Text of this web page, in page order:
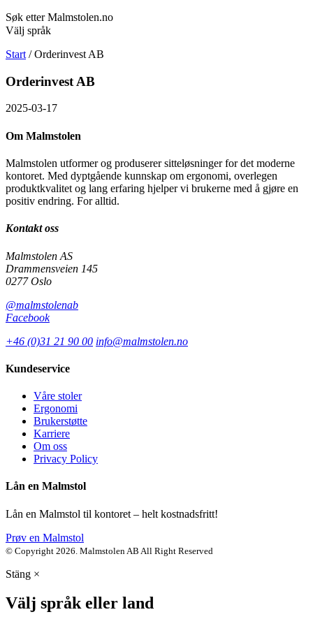
Søk etter Malmstolen.no
Välj språk
Start /Orderinvest AB
Orderinvest AB
2025-03-17
Om Malmstolen
Malmstolen utformer og produserer sitteløsninger for det moderne
kontoret. Med dyptgående kunnskap om ergonomi, overlegen
produktkvalitet og lang erfaring hjelper vi brukerne med å gjøre en
positiv endring. For alltid.
Kontakt oss
Malmstolen AS
Drammensveien 145
0277 Oslo
@malmstolenab
Facebook
+46 (0)31 21 90 00 info@malmstolen.no
Kundeservice
Våre stoler
Ergonomi
Brukerstøtte
Karriere
Om oss
Privacy Policy
Lån en Malmstol
Lån en Malmstol til kontoret – helt kostnadsfritt!
Prøv en Malmstol
© Copyright 2026. Malmstolen AB All Right Reserved
Stäng ×
Välj språk eller land